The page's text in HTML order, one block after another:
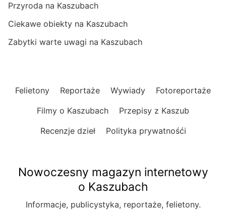
Przyroda na Kaszubach
Ciekawe obiekty na Kaszubach
Zabytki warte uwagi na Kaszubach
Felietony Reportaże Wywiady
Fotoreportaże
Filmy o Kaszubach
Przepisy z Kaszub
Recenzje dzieł
Polityka prywatnośći
Nowoczesny magazyn internetowy
o Kaszubach
Informacje, publicystyka, reportaże, felietony.